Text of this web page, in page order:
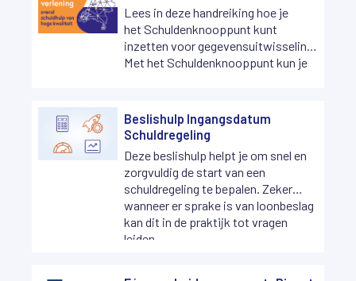
Lees in deze handreiking hoe je
hetSchuldenknooppunt kunt
inzetten voor gegevensuitwisseling.
Met het Schuldenknooppunt kun je
bijdragen aan de uitvoering van het
project Basisdienstverlening. Het
Schuldenknooppunt is
opgenomen in dit project,
dat beoogt de schuldhulpverlening in
heel Nederland gelijk te trekken.
Beslishulp Ingangsdatum
Schuldregeling
Deze beslishulp helpt je om snel en
zorgvuldig de start van een
schuldregeling te bepalen. Zeker
wanneer er sprake is van loonbeslag
kan dit in de praktijk tot vragen
leiden.